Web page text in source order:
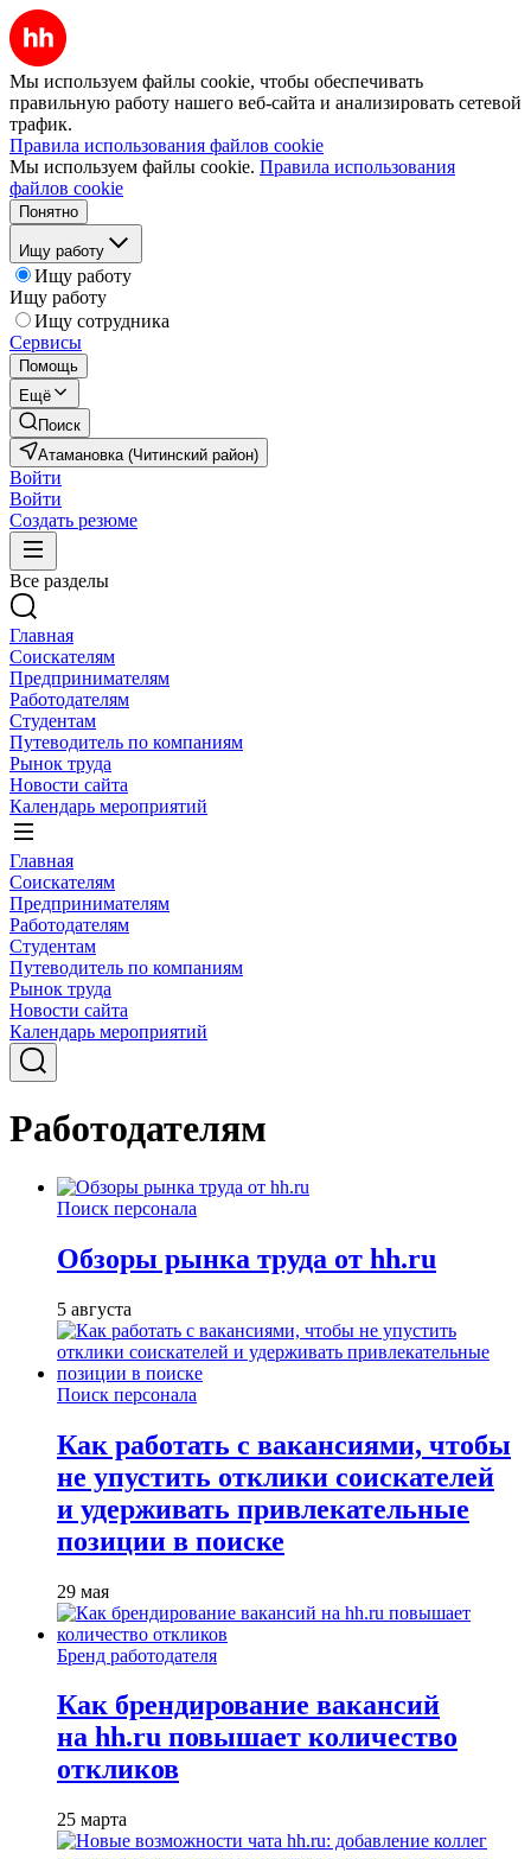
Мы используем файлы cookie, чтобы обеспечивать
правильную работу нашего веб-сайта и анализировать сетевой
трафик.
Правила использования файлов cookie
Мы используем файлы cookie. Правила использования
файлов cookie
Понятно
Ищу работу
Ищу работу
Ищу работу
Ищу сотрудника
Сервисы
Помощь
Ещё
Поиск
Атамановка (Читинский район)
Войти
Войти
Создать резюме
Все разделы
Главная
Соискателям
Предпринимателям
Работодателям
Студентам
Путеводитель по компаниям
Рынок труда
Новости сайта
Календарь мероприятий
Главная
Соискателям
Предпринимателям
Работодателям
Студентам
Путеводитель по компаниям
Рынок труда
Новости сайта
Календарь мероприятий
Работодателям
Поиск персонала
Обзоры рынка труда от hh.ru
5 августа
Поиск персонала
Как работать с вакансиями, чтобы
не упустить отклики соискателей
и удерживать привлекательные
позиции в поиске
29 мая
Бренд работодателя
Как брендирование вакансий
на hh.ru повышает количество
откликов
25 марта